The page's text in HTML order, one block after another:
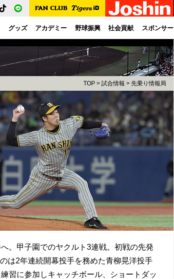
グッズ アカデミー 野球振興 社会貢献 スポンサー
TOP > 試合情報 > 先乗り情報局
。甲子園でのヤクルト3連戦。初戦の先発
は2年連続開幕投手を務めた青柳晃洋投手
習に参加しキャッチボール、ショートダッ